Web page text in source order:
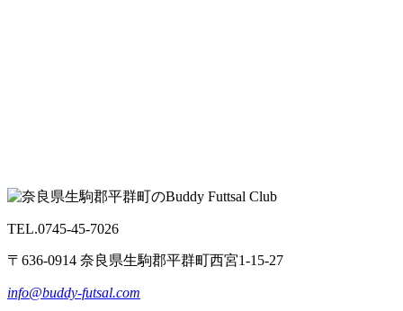
TEL.0745-45-7026
〒636-0914 奈良県生駒郡平群町西宮1-15-27
info@buddy-futsal.com